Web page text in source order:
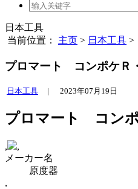
日本工具
当前位置： 主页 > 日本工具 >
プロマート コンポケ
日本工具 | 2023年07月19日
プロマート コン
,
,
メーカー名
原度器
,